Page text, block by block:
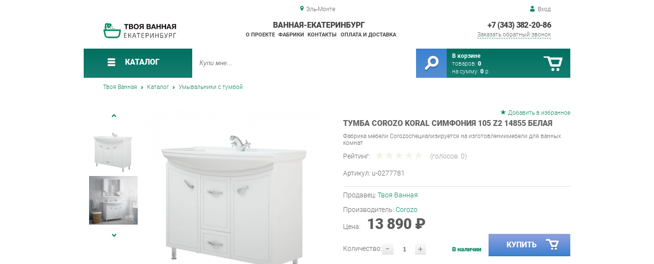
Эль-Монте Вход
+7 (343) 382-20-86
Заказать обратный звонок
ВАННАЯ-ЕКАТЕРИНБУРГ
О ПРОЕКТЕ ФАБРИКИ КОНТАКТЫ ОПЛАТА И ДОСТАВКА
КАТАЛОГ
В корзине
товаров: 0
на сумму: 0 р.
Твоя Ванная Каталог Умывальники с тумбой
Добавить в избранное
ТУМБА COROZO KORAL СИМФОНИЯ 105 Z2 14855 БЕЛАЯ
Фабрика мебели Corozoспециализируется на изготовлениимебели для ванных
комнат
Рейтинг: (голосов: 0)
Артикул: u-0277781
Продавец: Твоя Ванная
Производитель: Corozo
Цена: 13 890 ₽
- +
Количество: В наличии КУПИТЬ